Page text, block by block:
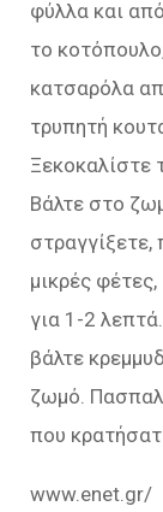
φύλλα και
το
κατσαρόλα
τρυπητή
Ξεκοκαλίστε
Βάλτε στο
στραγγίξετε,
μικρές
για 1-2
βάλτε
ζωμό.
που
www.enet.gr/